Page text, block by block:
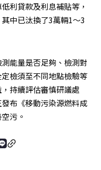
利貸款及利息補貼等，
中已汰換了3萬輛1～3
能量是否足夠、檢測對
檢須至不同地點檢驗等
持續評估審慎研議處
布《移動污染源燃料成
污。